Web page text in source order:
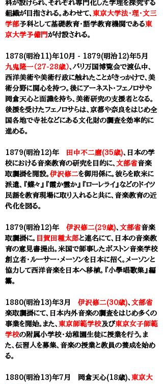
科が設けられ、それぞれ専門化した学理を探究する
組織が目指される。あわせて、 東京大学法・理・文三
学部予科として基礎教育・語学教育機関である東
京大学予備門 が付設される。
1878(明治11)年10月 - 1879(明治12)年5月
九鬼隆一（27-28歳）、パリ万国博覧会で渡仏中、
西洋美術や美術行政に触れたことがきっかけで、美
術分野に関心を持つ。後にアーネスト・フェノロサや
岡倉天心と面識を持ち、美術研究の支援者となる。
後援を受けたフェノロサらは、京都や奈良をはじめ全
国各地で寺社などにある文化財の調査を効率的に
進める。
1879(明治12)年 田中不二麿(35歳)、日本の学
校における音楽教育の研究を目的に、 文部省音楽
取調掛を開設。 伊沢修二を御用係に。彼らを欧米に
派遣、『蝶々』『霞か雲か』『ローレライ』などのドイツ
民謡を教育現場に取り入れると共に、音楽教育の近
代化を図る。
1879(明治12)年 伊沢修二(29歳)、 文部省音楽
取調掛に。 目賀田種太郎と連名にて、日本の音楽教
育の意見書提出。米国で師事したボストン音楽学校
創立者・ルーサー・メーソンを日本に招く。メーソンと
協力して西洋音楽を日本へ移植。『小學唱歌集』編
纂。
1880(明治13)年3月 伊沢修二(30歳)、 文部省
楽取調掛にて、日本内外音楽の調査をはじめ多くの
事業を開始。また、 東京師範学校及び東京女子師範
学校の附属小学校・幼稚園生徒に授業を行う。ま
た、伝習人を募集、音楽の授業と教員の養成を始め
る。
1880(明治13)年7月 岡倉天心(18歳)、 東京大